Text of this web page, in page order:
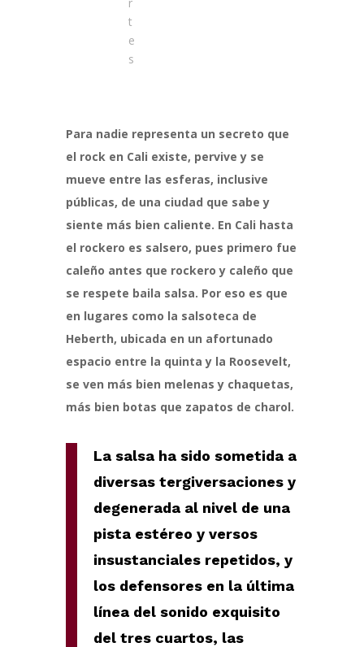
t
e
s
Para nadie representa un secreto que
el rock en Cali existe, pervive y se
mueve entre las esferas, inclusive
públicas, de una ciudad que sabe y
siente más bien caliente. En Cali hasta
el rockero es salsero, pues primero fue
caleño antes que rockero y caleño que
se respete baila salsa. Por eso es que
en lugares como la salsoteca de
Heberth, ubicada en un afortunado
espacio entre la quinta y la Roosevelt,
se ven más bien melenas y chaquetas,
más bien botas que zapatos de charol.
La salsa ha sido sometida a
diversas tergiversaciones y
degenerada al nivel de una
pista estéreo y versos
insustanciales repetidos, y
los defensores en la última
línea del sonido exquisito
del tres cuartos, las